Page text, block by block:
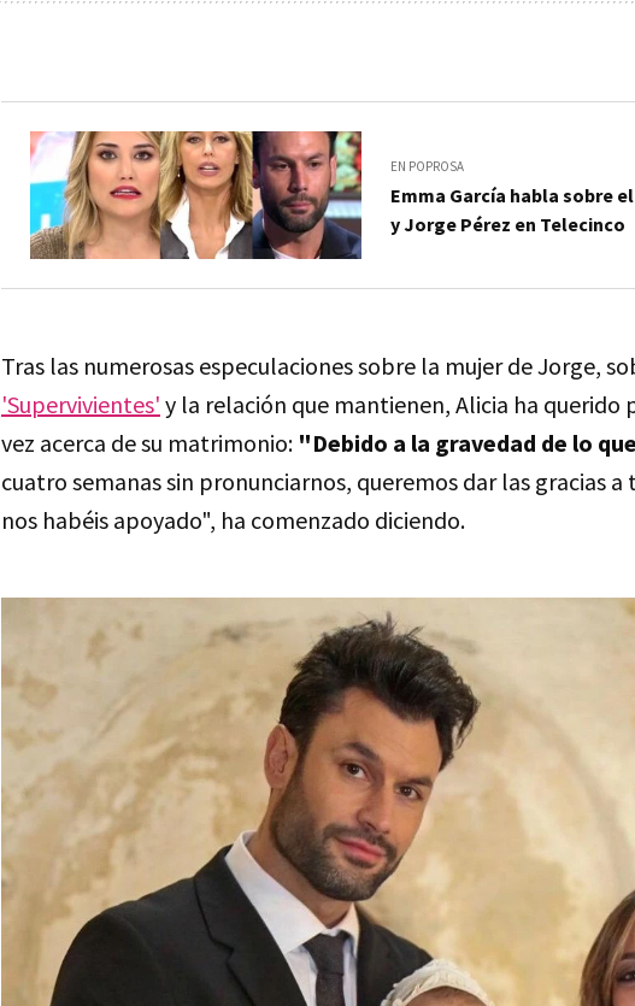
EN POPROSA
Emma García habla sobre
y Jorge Pérez en Telecinco
Tras las numerosas especulaciones sobre la mujer de Jorge,
'Supervivientes' y la relación que mantienen, Alicia ha querido
vez acerca de su matrimonio: "Debido a la gravedad de lo
cuatro semanas sin pronunciarnos, queremos dar las gracias a
nos habéis apoyado", ha comenzado diciendo.